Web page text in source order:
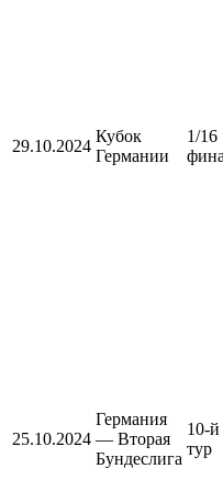
29.10.2024
Кубок
Германии
1/16
25.10.2024
Германия
— Вторая
Бундеслига
10-й
тур